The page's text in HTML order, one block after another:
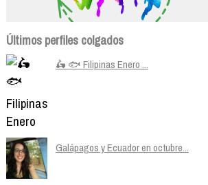
Últimos perfiles colgados
🛵 🐟 Filipinas Enero ...
Galápagos y Ecuador en octubre...